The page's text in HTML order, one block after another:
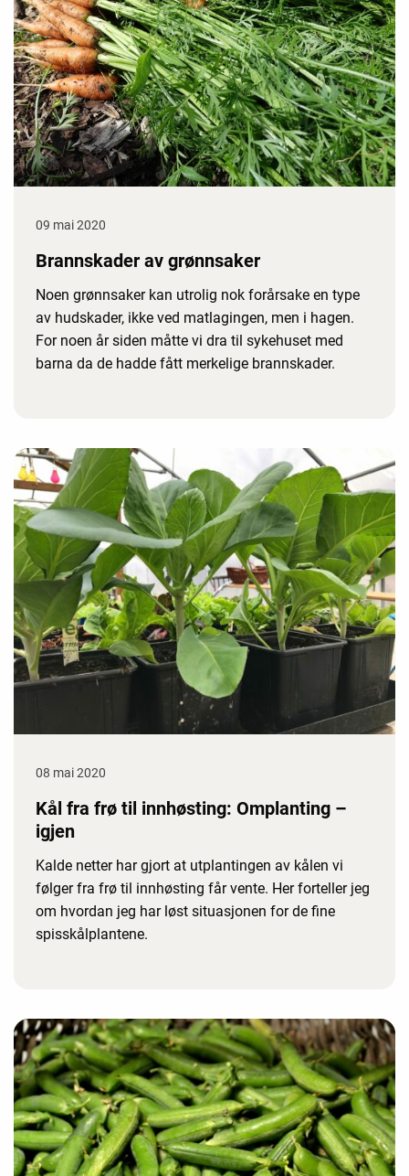
09 mai 2020
Brannskader av grønnsaker
Noen grønnsaker kan utrolig nok forårsake en type
av hudskader, ikke ved matlagingen, men i hagen.
For noen år siden måtte vi dra til sykehuset med
barna da de hadde fått merkelige brannskader.
08 mai 2020
Kål fra frø til innhøsting: Omplanting –
igjen
Kalde netter har gjort at utplantingen av kålen vi
følger fra frø til innhøsting får vente. Her forteller jeg
om hvordan jeg har løst situasjonen for de fine
spisskålplantene.